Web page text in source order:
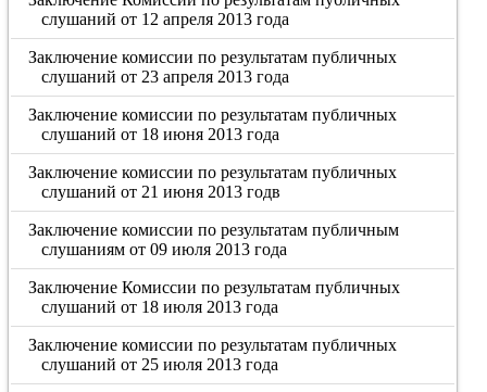
слушаний от 12 апреля 2013 года
Заключение комиссии по результатам публичных
слушаний от 23 апреля 2013 года
Заключение комиссии по результатам публичных
слушаний от 18 июня 2013 года
Заключение комиссии по результатам публичных
слушаний от 21 июня 2013 годв
Заключение комиссии по результатам публичным
слушаниям от 09 июля 2013 года
Заключение Комиссии по результатам публичных
слушаний от 18 июля 2013 года
Заключение комиссии по результатам публичных
слушаний от 25 июля 2013 года